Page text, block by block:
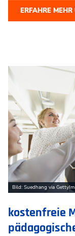
ERFAHRE
Bild: Suedhang via
kostenfreie